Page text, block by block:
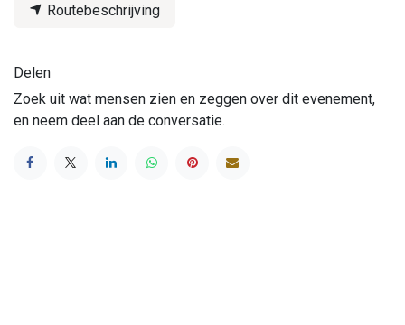
Routebeschrijving
Delen
Zoek uit wat mensen zien en zeggen over dit evenement,
en neem deel aan de conversatie.